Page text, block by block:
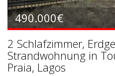
490.000€
2 Schlafzimmer,
Strandwohnung in
Praia, Lagos